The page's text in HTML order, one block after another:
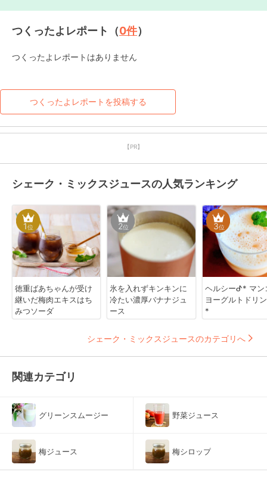
つくったよレポート（0件）
つくったよレポートはありません
つくったよレポートを投稿する
【PR】
シェーク・ミックスジュースの人気ランキング
1位
徳重ばあちゃんが受け
継いだ梅肉エキスはち
みつソーダ
2位
氷を入れずキンキンに
冷たい濃厚バナナジュ
ース
3位
ヘルシーᕷ* マン
ヨーグルトドリ
*
シェーク・ミックスジュースのカテゴリへ
関連カテゴリ
グリーンスムージー 野菜ジュース
梅ジュース 梅シロップ